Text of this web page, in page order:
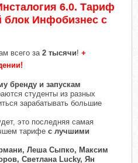
6.0. Тариф
блок Инфобизнес с
всего за 2 тысячи! +
бренду и запускам
студенты из разных
зарабатывать большие
это последняя самая
тарифе с лучшими
Леша Сыпко, Максим
Светлана Lucky, Ян